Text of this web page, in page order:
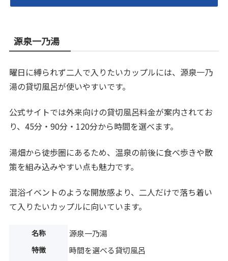
源泉一乃湯
曜日に縛られず二人で入りたいカップルには、源泉一乃
湯の貸切風呂が使いやすいです。
公式サイトでは外来向けの貸切風呂料金が案内されてお
り、45分・90分・120分から時間を選べます。
湯畑から徒歩圏にあるため、温泉の前後に食べ歩きや散
策を組み込みやすい点も魅力です。
混浴イベントのような開放感より、二人だけで落ち着い
て入りたいカップルに向いています。
名称 源泉一乃湯
特徴 時間を選べる貸切風呂